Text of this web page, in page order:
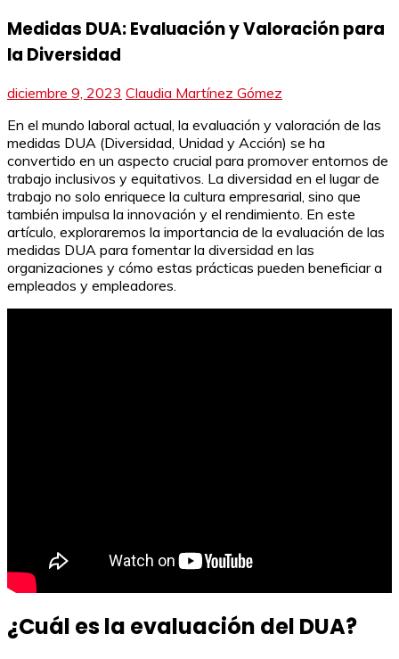
Medidas DUA: Evaluación y Valoración para
la Diversidad
diciembre 9, 2023 Claudia Martínez Gómez
En el mundo laboral actual, la evaluación y valoración de las
medidas DUA (Diversidad, Unidad y Acción) se ha
convertido en un aspecto crucial para promover entornos de
trabajo inclusivos y equitativos. La diversidad en el lugar de
trabajo no solo enriquece la cultura empresarial, sino que
también impulsa la innovación y el rendimiento. En este
artículo, exploraremos la importancia de la evaluación de las
medidas DUA para fomentar la diversidad en las
organizaciones y cómo estas prácticas pueden beneficiar a
empleados y empleadores.
¿Cuál es la evaluación del DUA?